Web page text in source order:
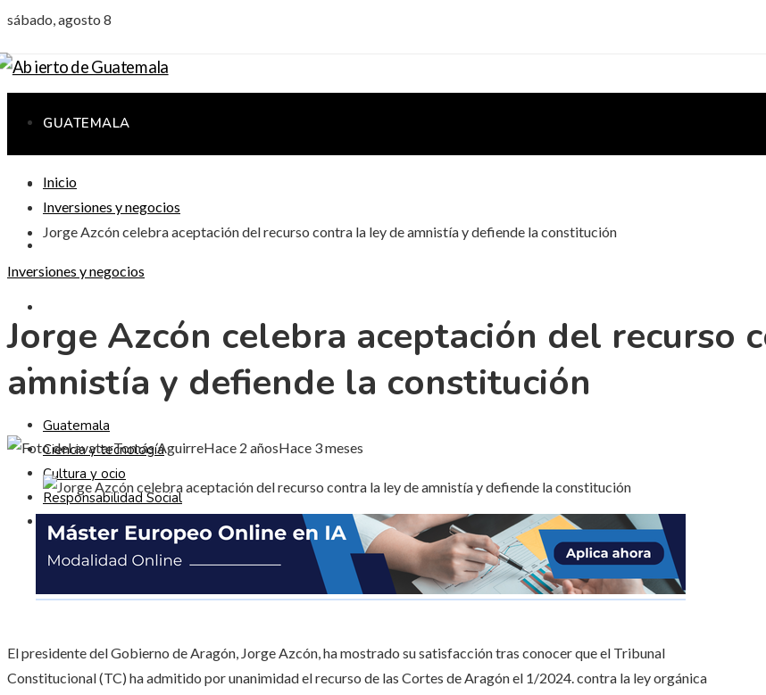
sábado, agosto 8
GUATEMALA
CIENCIA Y TECNOLOGÍA
INVERSIONES Y NEGOCIOS
Guatemala
Ciencia y tecnología
Cultura y ocio
Responsabilidad Social
Inversiones y negocios
Inicio
Inversiones y negocios
Jorge Azcón celebra aceptación del recurso contra la ley de amnistía y defiende la constitución
Inversiones y negocios
Jorge Azcón celebra aceptación del recurso
amnistía y defiende la constitución
Tomás AguirreHace 2 añosHace 3 meses
El presidente del Gobierno de Aragón, Jorge Azcón, ha mostrado su satisfacción tras conocer que el Tribunal
Constitucional (TC) ha admitido por unanimidad el recurso de las Cortes de Aragón el 1/2024. contra la ley orgánica